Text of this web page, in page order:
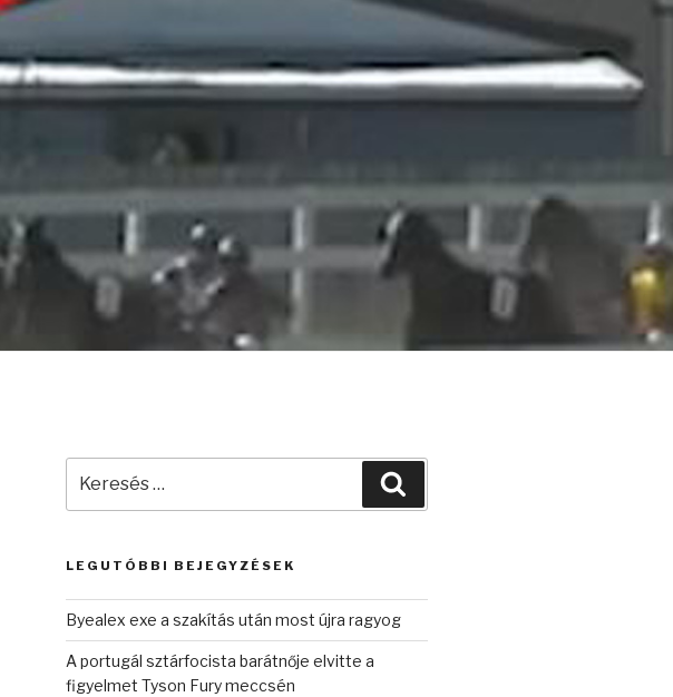
következő
LEGUTÓBBI BEJEGYZÉSEK
Byealex exe a szakítás után most újra ragyog
A portugál sztárfocista barátnője elvitte a
figyelmet Tyson Fury meccsén